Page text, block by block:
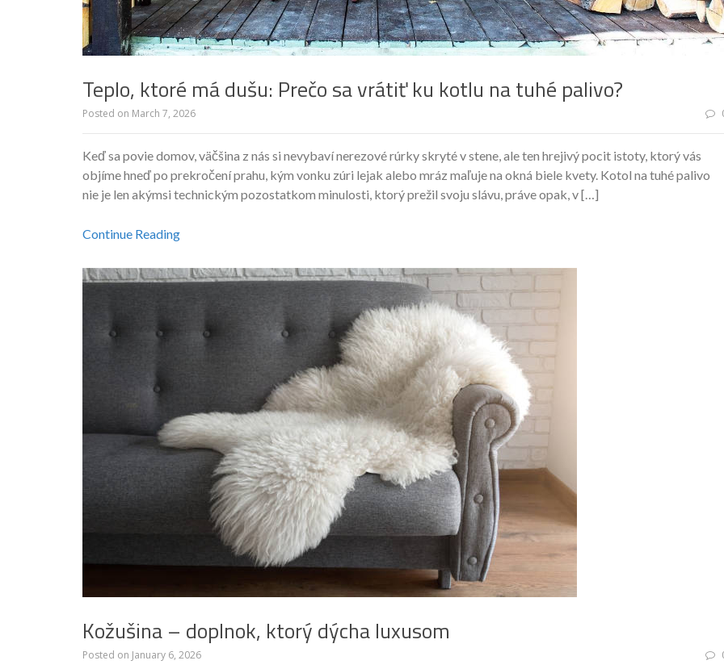
Teplo, ktoré má dušu: Prečo sa vrátiť ku kotlu na tuhé palivo?
Posted on March 7, 2026
Keď sa povie domov, väčšina z nás si nevybaví nerezové rúrky skryté v stene, ale ten hrejivý pocit istoty, ktorý vás
objíme hneď po prekročení prahu, kým vonku zúri lejak alebo mráz maľuje na okná biele kvety. Kotol na tuhé palivo
nie je len akýmsi technickým pozostatkom minulosti, ktorý prežil svoju slávu, práve opak, v […]
Continue Reading
Kožušina – doplnok, ktorý dýcha luxusom
Posted on January 6, 2026